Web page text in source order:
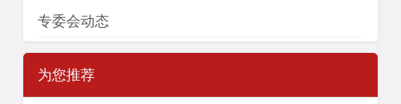
专委会动态
为您推荐